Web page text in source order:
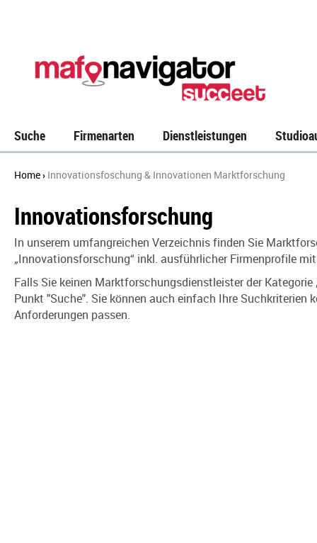
Suche Firmenarten Dienstleistungen
Home› Innovationsfoschung & Innovationen Marktforschung
Innovationsforschung
In unserem umfangreichen Verzeichnisfinden Sie
„Innovationsforschung“ inkl. ausführlicher Firmenprofile
Falls Sie keinen Marktforschungsdienstleister der
Punkt "Suche". Sie können auch einfach Ihre
Anforderungen passen.